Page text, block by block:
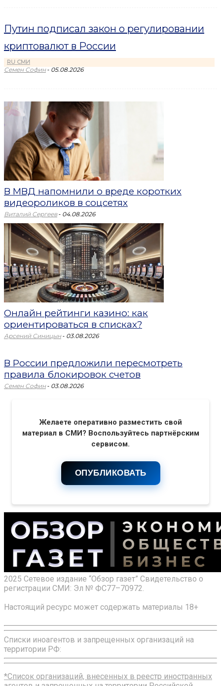
Путин подписал закон о регулировании
криптовалют в России
RU СМИ
Семен Софин - 05.08.2026
В МВД напомнили о вреде коротких
видеороликов в соцсетях
Виталий Сергеев - 04.08.2026
Онлайн рейтинги казино: как
ориентироваться в списках?
Арсений Синицын - 03.08.2026
В России предложили пересмотреть
правила блокировок счетов
Семен Софин - 03.08.2026
Желаете оперативно разместить свой
материал в СМИ? Воспользуйтесь партнёрским
сервисом.
ОПУБЛИКОВАТЬ
2025 Сетевое издание “Обзор газет” Свидетельство о
регистрации СМИ: Эл № ФС77–70972.
Настоящий ресурс может содержать материалы 18+
Списки иноагентов и запрещенных организаций на
территории РФ:
*Список организаций, внесенных в реестр иностранных